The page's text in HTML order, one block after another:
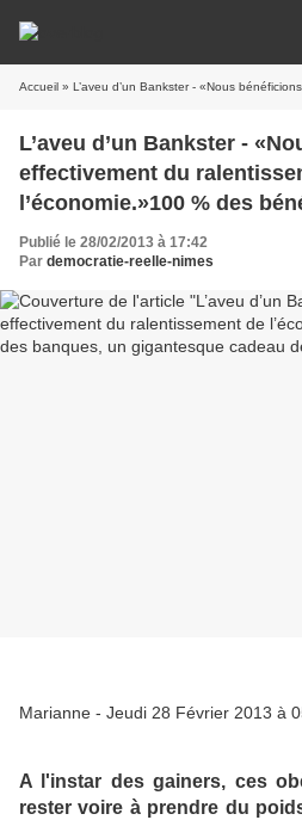
Accueil » L’aveu d’un Bankster - «Nous bénéficions effectivement du ralentissement de
L’aveu d’un Bankster -
effectivement du
l’économie.»100 % des
un gigantesque cadeau
Publié le 28/02/2013 à 17:42
Par democratie-reelle-nimes
Marianne - Jeudi 28 Février 2013 à
A l'instar des gainers, ces
rester voire à prendre du